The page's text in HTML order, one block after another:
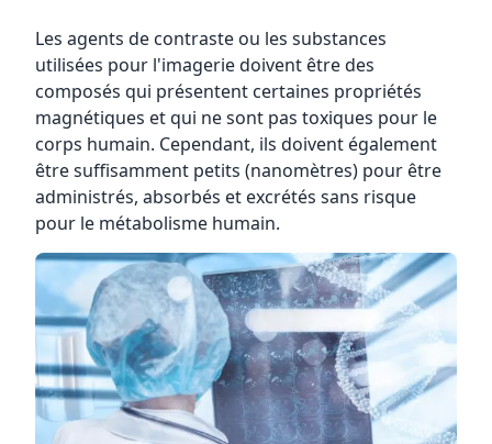
Les agents de contraste ou les substances
utilisées pour l'imagerie doivent être des
composés qui présentent certaines propriétés
magnétiques et qui ne sont pas toxiques pour le
corps humain. Cependant, ils doivent également
être suffisamment petits (nanomètres) pour être
administrés, absorbés et excrétés sans risque
pour le métabolisme humain.